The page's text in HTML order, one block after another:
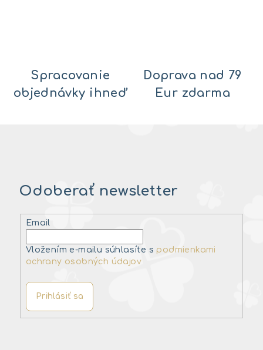
Spracovanie
objednávky ihneď
Doprava nad 79
Eur zdarma
Odoberať newsletter
Email
Vložením e-mailu súhlasíte s podmienkami
ochrany osobných údajov
Prihlásiť sa